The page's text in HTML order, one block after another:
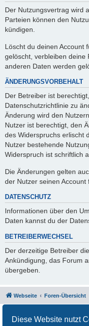
Diese Website nutzt
Der Nutzungsvertrag wird
Parteien können den
kündigen.
Löscht du deinen Account
gelöscht, verbleiben deine
anderen Daten werden
ÄNDERUNGSVORBEHALT
Der Betreiber ist
Datenschutzrichtlinie zu
Änderung wird den
Nutzer ist berechtigt, den
des Widerspruchs erlischt
Nutzer bestehende
Widerspruch ist schriftlich
Die Änderungen gelten
der Nutzer seinen Account
DATENSCHUTZ
Informationen über den
Daten kannst du der
BETREIBERWECHSEL
Der derzeitige Betreiber
Ankündigung, das Forum
übergeben.
Webseite Foren-Übersicht
Deutsche